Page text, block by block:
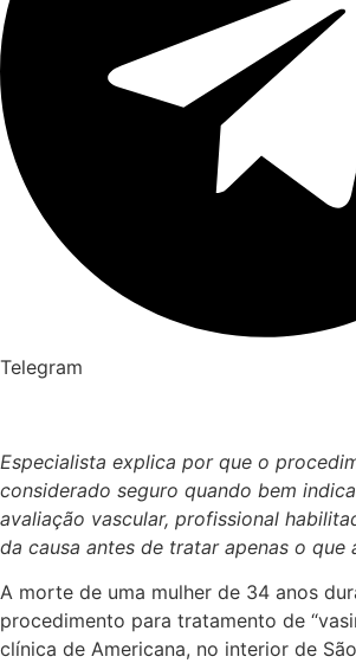
Telegram
Especialista explica por que o
considerado seguro quando bem
avaliação vascular, profissional
da causa antes de tratar apenas o que
A morte de uma mulher de 34 anos
procedimento para tratamento de
clínica de Americana, no interior de